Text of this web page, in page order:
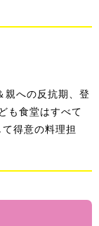
親への反抗期、登
も食堂はすべて
得意の料理担